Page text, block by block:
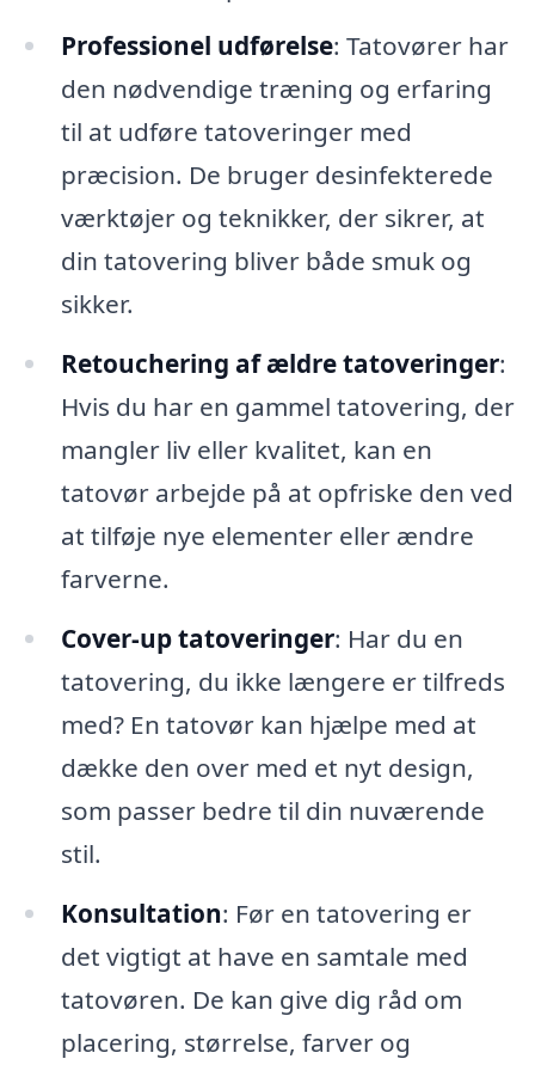
Professionel udførelse: Tatovører har
den nødvendige træning og erfaring
til at udføre tatoveringer med
præcision. De bruger desinfekterede
værktøjer og teknikker, der sikrer, at
din tatovering bliver både smuk og
sikker.
Retouchering af ældre tatoveringer:
Hvis du har en gammel tatovering, der
mangler liv eller kvalitet, kan en
tatovør arbejde på at opfriske den ved
at tilføje nye elementer eller ændre
farverne.
Cover-up tatoveringer: Har du en
tatovering, du ikke længere er tilfreds
med? En tatovør kan hjælpe med at
dække den over med et nyt design,
som passer bedre til din nuværende
stil.
Konsultation: Før en tatovering er
det vigtigt at have en samtale med
tatovøren. De kan give dig råd om
placering, størrelse, farver og